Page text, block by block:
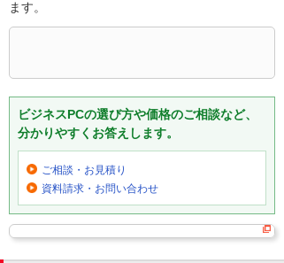
ます。
ビジネスPCの選び方や価格のご相談など、
分かりやすくお答えします。
ご相談・お見積り
資料請求・お問い合わせ